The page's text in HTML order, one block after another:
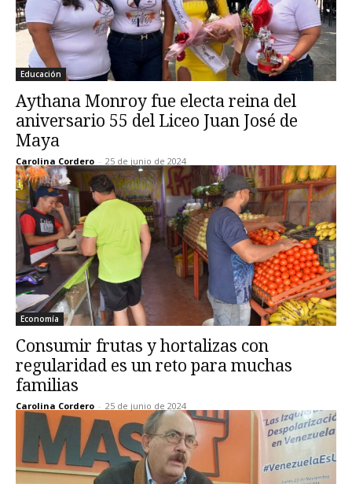
Educación
Aythana Monroy fue electa reina del
aniversario 55 del Liceo Juan José de
Maya
Carolina Cordero - 25 de junio de 2024
Economía
Consumir frutas y hortalizas con
regularidad es un reto para muchas
familias
Carolina Cordero - 25 de junio de 2024